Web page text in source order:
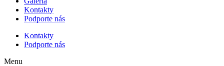
Kontakty
Podporte nás
Kontakty
Podporte nás
Menu